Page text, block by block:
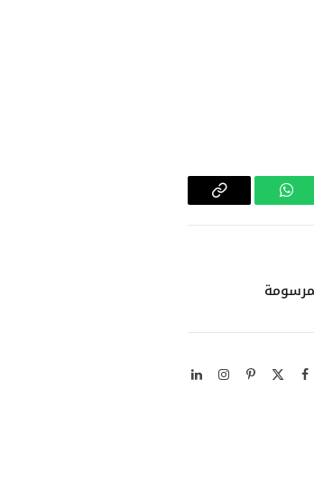
واتساب
Copy
فيسبوك بينتيريستالانستغرام
لينكدإن